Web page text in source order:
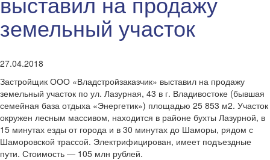
земельный участок
27.04.2018
Застройщик ООО «Владстройзаказчик» выставил на продажу
земельный участок по ул. Лазурная, 43 в г. Владивостоке (бывшая
семейная база отдыха «Энергетик») площадью 25 853 м2. Участок
окружен лесным массивом, находится в районе бухты Лазурной, в
15 минутах езды от города и в 30 минутах до Шаморы, рядом с
Шаморовской трассой. Электрифицирован, имеет подъездные
пути. Стоимость — 105 млн рублей.